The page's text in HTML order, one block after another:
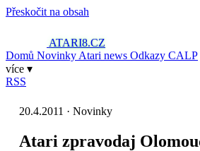
Přeskočit na obsah
ATARI8.CZ
Domů Novinky Atari news Odkazy CALP
více ▾
RSS
20.4.2011 · Novinky
Atari zpravodaj